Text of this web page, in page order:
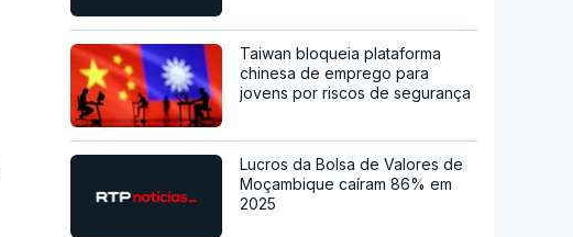
Taiwan bloqueia plataforma
chinesa de emprego para
jovens por riscos de segurança
Lucros da Bolsa de Valores de
Moçambique caíram 86% em
2025